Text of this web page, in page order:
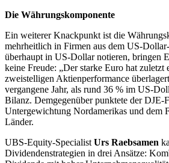
Die Währungskomponente
Ein weiterer Knackpunkt ist die
mehrheitlich in Firmen aus dem US-
überhaupt in US-Dollar notieren, bringen
keine Freude: „Der starke Euro hat zuletzt
zweistelligen Aktienperformance
vergangene Jahr, als rund 36 % im US-
Bilanz. Demgegenüber punktete der DJE-
Untergewichtung Nordamerikas und dem
Länder.
UBS-Equity-Specialist Urs Raebsamen
Dividendenstrategien in drei Ansätze: